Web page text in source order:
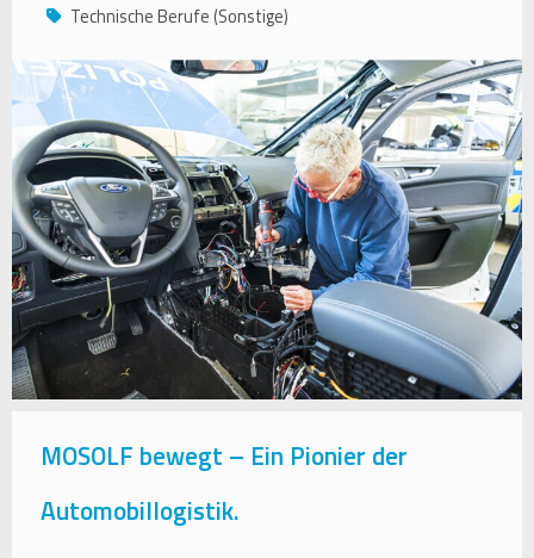
Technische Berufe (Sonstige)
MOSOLF bewegt – Ein Pionier der
Automobillogistik.